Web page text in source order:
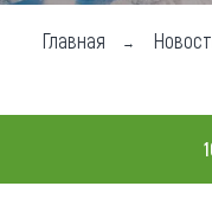
Чем заняться
Карта
Главная